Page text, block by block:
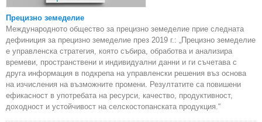
Прецизно земеделие
Международното общество за прецизно земеделие прие следната
дефиниция за прецизно земеделие през 2019 г.: „Прецизно земеделие
е управленска стратегия, която събира, обработва и анализира
времеви, пространствени и индивидуални данни и ги съчетава с
друга информация в подкрепа на управленски решения въз основа
на изчисления на възможните промени. Резултатите са повишени
ефикасност в употребата на ресурси, качество, продуктивност,
доходност и устойчивост на селскостопанската продукция.“